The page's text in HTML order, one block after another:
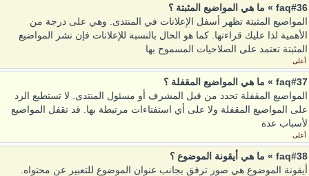
faq#36 » ما هي المواضيع المثبتة ؟
المواضيع المثبتة تظهر أسفل الإعلانات في المنتدى. وهي على درجة من
الأهمية لذا عليك قراءتها. كما هو الحال بالنسبة للإعلانات فإن نشر المواضيع
المثبتة تعتمد على الصلاحيات المسموح بها
أعلى
faq#37 » ما هي المواضيع المقفلة ؟
المواضيع المقفلة تحدد من قبل المشرف أو مسئول المنتدى. لا تستطيع الرد
على المواضيع المقفلة ولا على أي استفتاءات مرتبطة بها. قد تقفل المواضيع
لأسباب عدة
أعلى
faq#38 » ما هي أيقونة الموضوع ؟
أيقونة الموضوع هي صور ترفق بجانب عنوان الموضوع للتعبير عن محتواه.